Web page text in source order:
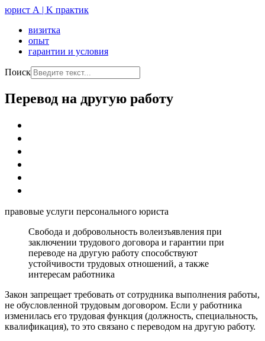
юрист А | K практик
визитка
опыт
гарантии и условия
Поиск
Перевод на другую работу
правовые услуги персонального юриста
Свобода и добровольность волеизъявления при
заключении трудового договора и гарантии при
переводе на другую работу способствуют
устойчивости трудовых отношений, а также
интересам работника
Закон запрещает требовать от сотрудника выполнения работы,
не обусловленной трудовым договором. Если у работника
изменилась его трудовая функция (должность, специальность,
квалификация), то это связано с переводом на другую работу.